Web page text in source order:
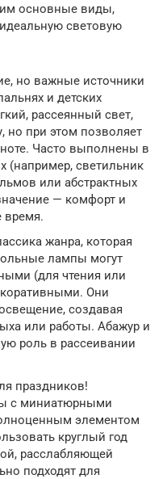
основные виды,
световую
но важные источники
и детских
рассеянный свет,
но при этом позволяет
Часто выполнены в
(например, светильник
или абстрактных
— комфорт и
время.
жанра, которая
лампы могут
(для чтения или
Они
создавая
или работы. Абажур и
роль в рассеивании
праздников!
с миниатюрными
элементом
круглый год
расслабляющей
подходят для